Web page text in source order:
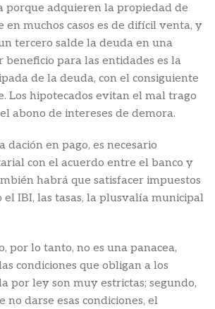
porque adquieren la propiedad de
en muchos casos es de difícil venta, y
tercero salde la deuda en una
beneficio para las entidades es la
de la deuda, con el consiguiente
Los hipotecados evitan el mal trago
abono de intereses de demora.
en pago, es necesario
con el acuerdo entre el banco y
habrá que satisfacer impuestos
el IBI, las tasas, la plusvalía municipal
por lo tanto, no es una panacea,
condiciones que obligan a los
por ley son muy estrictas; segundo,
no darse esas condiciones, el